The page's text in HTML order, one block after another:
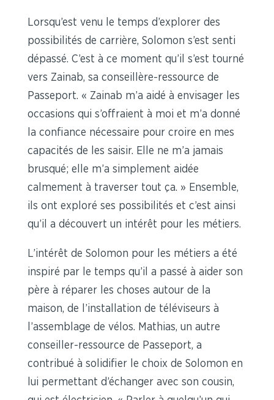
Lorsqu’est venu le temps d’explorer des
possibilités de carrière, Solomon s’est senti
dépassé. C’est à ce moment qu’il s’est tourné
vers Zainab, sa conseillère-ressource de
Passeport. « Zainab m’a aidé à envisager les
occasions qui s’offraient à moi et m’a donné
la confiance nécessaire pour croire en mes
capacités de les saisir. Elle ne m’a jamais
brusqué; elle m’a simplement aidée
calmement à traverser tout ça. » Ensemble,
ils ont exploré ses possibilités et c’est ainsi
qu’il a découvert un intérêt pour les métiers.
L’intérêt de Solomon pour les métiers a été
inspiré par le temps qu’il a passé à aider son
père à réparer les choses autour de la
maison, de l’installation de téléviseurs à
l’assemblage de vélos. Mathias, un autre
conseiller-ressource de Passeport, a
contribué à solidifier le choix de Solomon en
lui permettant d’échanger avec son cousin,